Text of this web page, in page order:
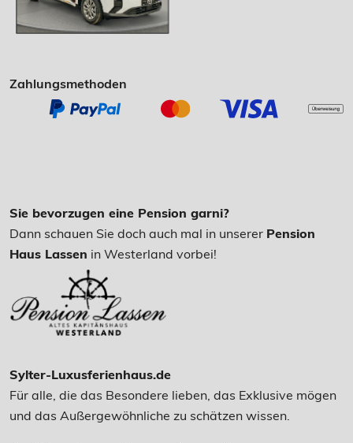
Zahlungsmethoden
Sie bevorzugen eine Pension garni?
Dann schauen Sie doch auch mal in unserer Pension
Haus Lassen in Westerland vorbei!
Sylter-Luxusferienhaus.de
Für alle, die das Besondere lieben, das Exklusive mögen
und das Außergewöhnliche zu schätzen wissen.